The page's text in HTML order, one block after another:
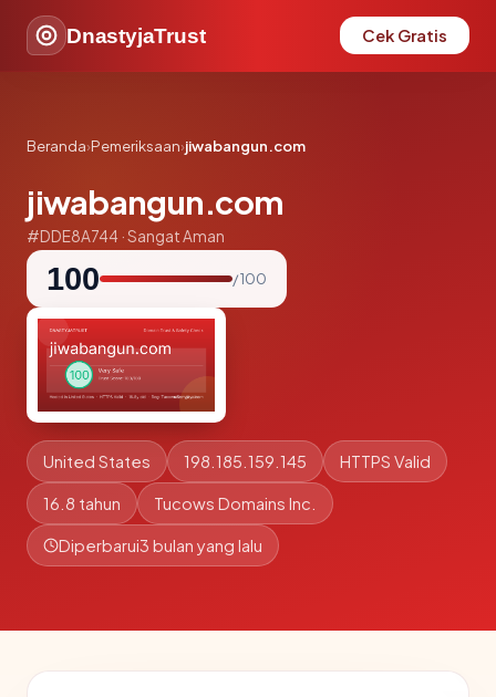
DnastyjaTrust Cek Gratis
Beranda›Pemeriksaan›jiwabangun.com
jiwabangun.com
#DDE8A744 · Sangat Aman
100 / 100
United States 198.185.159.145 HTTPS Valid
16.8 tahun Tucows Domains Inc.
Diperbarui3 bulan yang lalu